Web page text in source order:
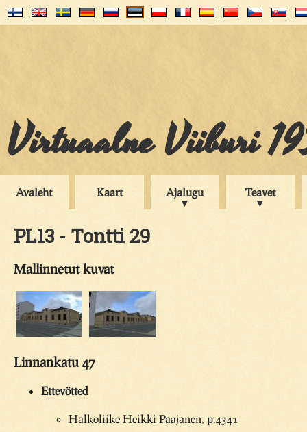
Virtuaalne Viiburi
Avaleht Kaart Ajalugu Teavet
PL13 - Tontti 29
Mallinnetut kuvat
Linnankatu 47
Ettevötted
Halkoliike Heikki Paajanen, p.4341